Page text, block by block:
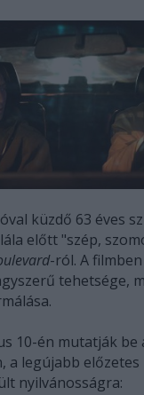
küzdő 63 éves
előtt "szép,
-ról. A
tehetsége,
10-én mutatják be
a legújabb előzetes
nyilvánosságra: